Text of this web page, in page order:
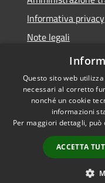
Informativa privacy
Note legali
Dichiarazione di
Accessibilità
Questo sito web
necessari al corretto
nonché un cookie
informazioni
Per maggiori dettagli, può
ACCETTA